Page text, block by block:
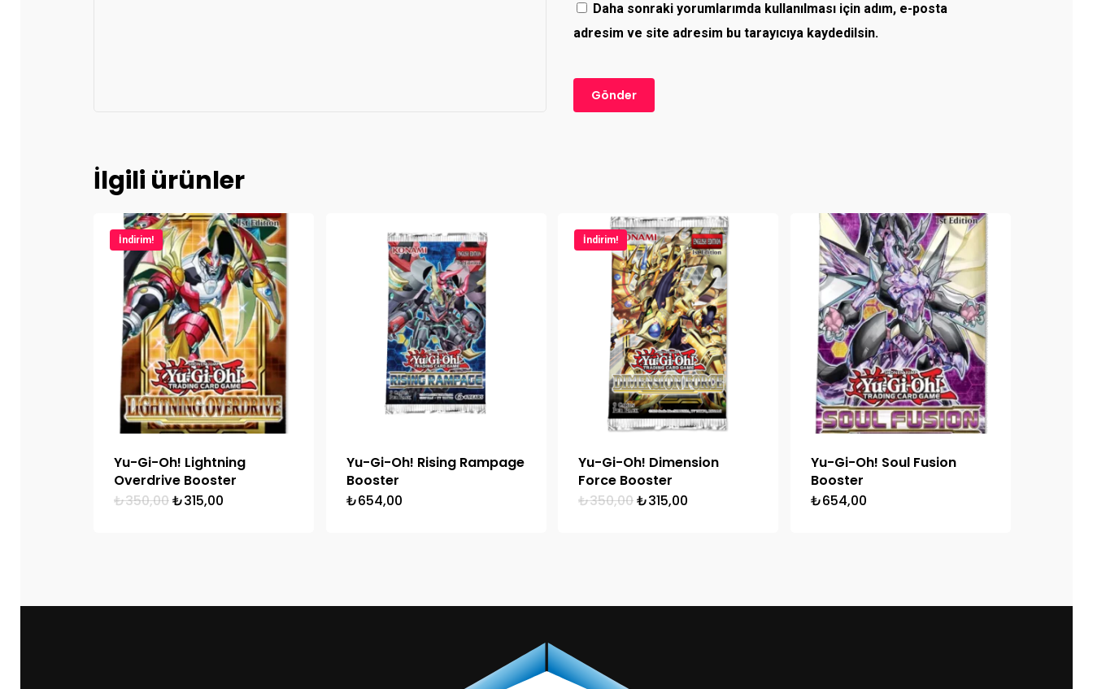
Daha sonraki yorumlarımda kullanılması için adım, e-posta
adresim ve site adresim bu tarayıcıya kaydedilsin.
İlgili ürünler
İndirim!
Yu-Gi-Oh! Lightning
Overdrive Booster
₺350,00Orijinal
fiyat:
₺315,00
Yu-Gi-Oh! Rising Rampage
Booster
₺654,00
İndirim!
Yu-Gi-Oh! Dimension
Force Booster
₺350,00Orijinal
fiyat:
₺315,00
Yu-Gi-Oh! Soul Fusion
Booster
₺654,00